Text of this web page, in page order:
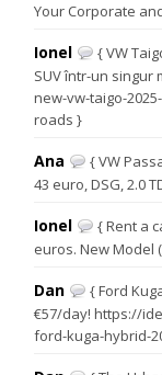
Your Corporate
Ionel
{ VW
SUV într-un
new-vw-taigo-
roads }
Ana
{ VW
43 euro, DSG, 2.0
Ionel
{ Rent a
euros. New Model
Dan
{ Ford
€57/day! https://
ford-kuga-hybrid-